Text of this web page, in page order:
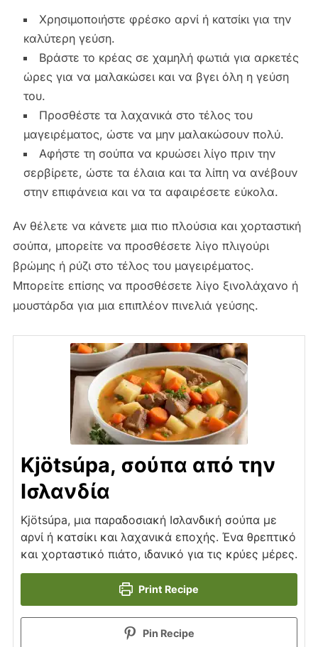
Χρησιμοποιήστε φρέσκο ​​αρνί ή κατσίκι για την
καλύτερη γεύση.
Βράστε το κρέας σε χαμηλή φωτιά για αρκετές
ώρες για να μαλακώσει και να βγει όλη η γεύση
του.
Προσθέστε τα λαχανικά στο τέλος του
μαγειρέματος, ώστε να μην μαλακώσουν πολύ.
Αφήστε τη σούπα να κρυώσει λίγο πριν την
σερβίρετε, ώστε τα έλαια και τα λίπη να ανέβουν
στην επιφάνεια και να τα αφαιρέσετε εύκολα.
Αν θέλετε να κάνετε μια πιο πλούσια και χορταστική
σούπα, μπορείτε να προσθέσετε λίγο πλιγούρι
βρώμης ή ρύζι στο τέλος του μαγειρέματος.
Μπορείτε επίσης να προσθέσετε λίγο ξινολάχανο ή
μουστάρδα για μια επιπλέον πινελιά γεύσης.
Kjötsúpa, σούπα από την
Ισλανδία
Kjötsúpa, μια παραδοσιακή Ισλανδική σούπα με
αρνί ή κατσίκι και λαχανικά εποχής. Ένα θρεπτικό
και χορταστικό πιάτο, ιδανικό για τις κρύες μέρες.
Print Recipe
Pin Recipe